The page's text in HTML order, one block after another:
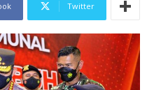
Twitter